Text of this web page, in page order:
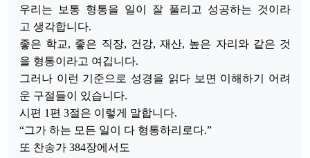
우리는 보통 형통을 일이 잘 풀리고 성공하는 것이라
고 생각합니다.
좋은 학교, 좋은 직장, 건강, 재산, 높은 자리와 같은 것
을 형통이라고 여깁니다.
그러나 이런 기준으로 성경을 읽다 보면 이해하기 어려
운 구절들이 있습니다.
시편 1편 3절은 이렇게 말합니다.
“그가 하는 모든 일이 다 형통하리로다.”
또 찬송가 384장에서도